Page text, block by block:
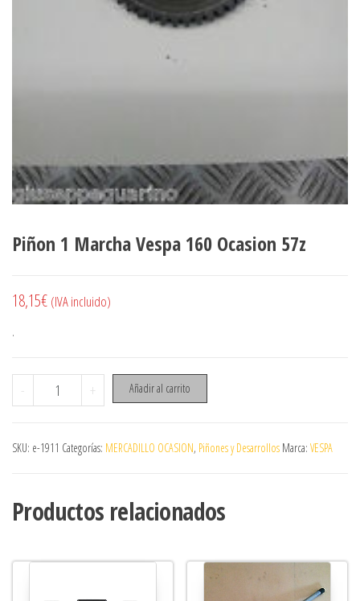
Piñon 1 Marcha Vespa 160 Ocasion 57z
18,15€ (IVA incluido)
.
- Piñon 1 Marcha Vespa 160 Ocasion 57z cantidad
+ Añadir al carrito
SKU: e-1911 Categorías: MERCADILLO OCASION, Piñones y Desarrollos Marca: VESPA
Productos relacionados